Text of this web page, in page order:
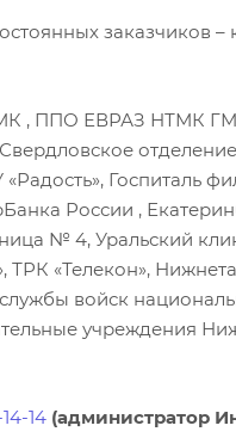
заказчиков
, ППО ЕВРАЗ НТМК
России ,
№ 4, Уральский
ТРК «Телекон»,
войск
14 (администратор